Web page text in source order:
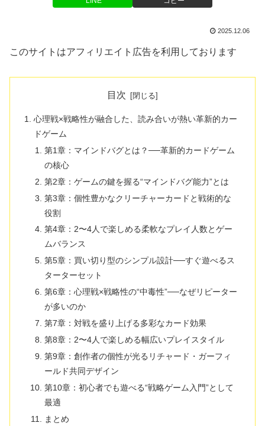
2025.12.06
このサイトはアフィリエイト広告を利用しております
目次
心理戦×戦略性が融合した、読み合いが熱い革新的カー
ドゲーム
第1章：マインドバグとは？──革新的カードゲーム
の核心
第2章：ゲームの鍵を握る“マインドバグ能力”とは
第3章：個性豊かなクリーチャーカードと戦術的な
役割
第4章：2〜4人で楽しめる柔軟なプレイ人数とゲー
ムバランス
第5章：買い切り型のシンプル設計──すぐ遊べるス
ターターセット
第6章：心理戦×戦略性の“中毒性”──なぜリピーター
が多いのか
第7章：対戦を盛り上げる多彩なカード効果
第8章：2〜4人で楽しめる幅広いプレイスタイル
第9章：創作者の個性が光るリチャード・ガーフィ
ールド共同デザイン
第10章：初心者でも遊べる“戦略ゲーム入門”として
最適
まとめ